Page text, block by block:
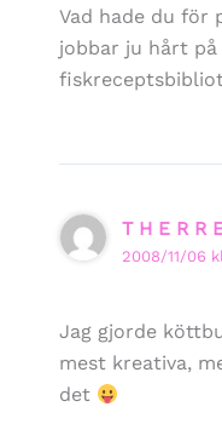
Vad hade du för
jobbar ju hårt
T H E R R
2008/11/06
Jag gjorde
mest kreativa,
det